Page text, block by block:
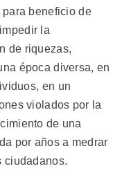
beneficio de
la
de riquezas,
época diversa, en
en un
violados por la
de una
por años a medrar
ciudadanos.